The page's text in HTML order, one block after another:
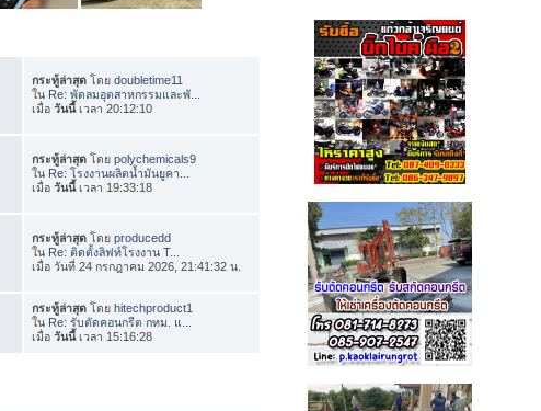
กระทู้ล่าสุด โดยdoubletime11
ใน Re: พัดลมอุตสาหกรรมและพั...
เมื่อวันนี้เวลา 20:12:10
กระทู้ล่าสุด โดยpolychemicals9
ใน Re: โรงงานผลิตน้ำมันยูคา...
เมื่อวันนี้เวลา 19:33:18
กระทู้ล่าสุด โดยproducedd
ใน Re: ติดตั้งลิฟท์โรงงาน T...
เมื่อ วันที่ 24 กรกฎาคม 2026, 21:41:32 น.
กระทู้ล่าสุด โดยhitechproduct1
ใน Re: รับตัดคอนกรีต กทม. แ...
เมื่อวันนี้เวลา 15:16:28